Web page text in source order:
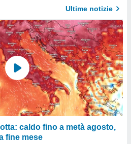
Ultime notizie
caldo fino a metà agosto,
fine mese